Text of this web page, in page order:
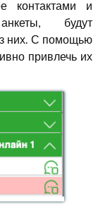
контактами и
будут
них. С помощью
привлечь их